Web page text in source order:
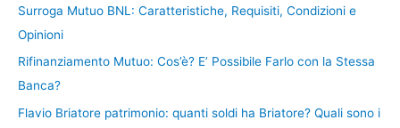
Surroga Mutuo BNL: Caratteristiche, Requisiti, Condizioni e
Opinioni
Rifinanziamento Mutuo: Cos’è? E’ Possibile Farlo con la Stessa
Banca?
Flavio Briatore patrimonio: quanti soldi ha Briatore? Quali sono i